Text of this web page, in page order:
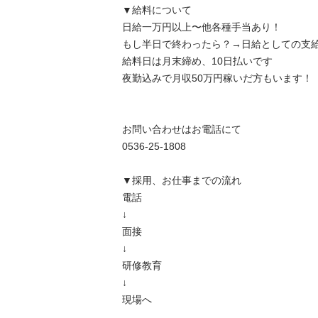
▼給料について
日給一万円以上〜他各種手当あり！
もし半日で終わったら？→日給としての支
給料日は月末締め、10日払いです
夜勤込みで月収50万円稼いだ方もいます！
お問い合わせはお電話にて
0536-25-1808
▼採用、お仕事までの流れ
電話
↓
面接
↓
研修教育
↓
現場へ